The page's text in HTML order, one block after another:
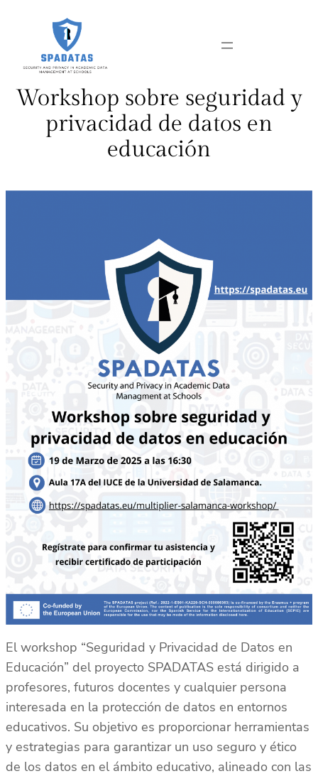
content
Workshop sobre seguridad y
privacidad de datos en
educación
El workshop “Seguridad y Privacidad de Datos en
Educación” del proyecto SPADATAS está dirigido a
profesores, futuros docentes y cualquier persona
interesada en la protección de datos en entornos
educativos. Su objetivo es proporcionar herramientas
y estrategias para garantizar un uso seguro y ético
de los datos en el ámbito educativo, alineado con las